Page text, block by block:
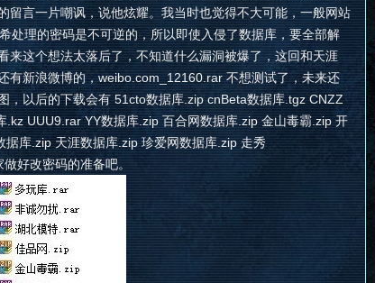
留言一片嘲讽，说他炫耀。我当时也觉得不大可能，一般网站
处理的密码是不可逆的，所以即使入侵了数据库，要全部解
来这个想法太落后了，不知道什么漏洞被爆了，这回和天涯
有新浪微博的，weibo.com_12160.rar 不想测试了，未来还
，以后的下载会有 51cto数据库.zip cnBeta数据库.tgz CNZZ
UUU9.rar YY数据库.zip 百合网数据库.zip 金山毒霸.zip 开
库.zip 天涯数据库.zip 珍爱网数据库.zip 走秀
好改密码的准备吧。